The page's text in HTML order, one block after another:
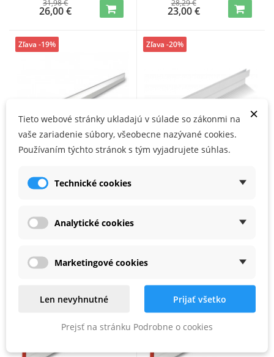
31,98 €
26,00 €
28,29 €
23,00 €
SOLA AL 2606 300
sťahovacia lata
Zľava -19% Zľava -20%
×
Tieto webové stránky ukladajú v súlade so zákonmi na
vaše zariadenie súbory, všeobecne nazývané cookies.
Používaním týchto stránok s tým vyjadrujete súhlas.
Technické cookies
Analytické cookies
Marketingové cookies
Len nevyhnutné Prijať všetko
Prejsť na stránku Podrobne o cookies